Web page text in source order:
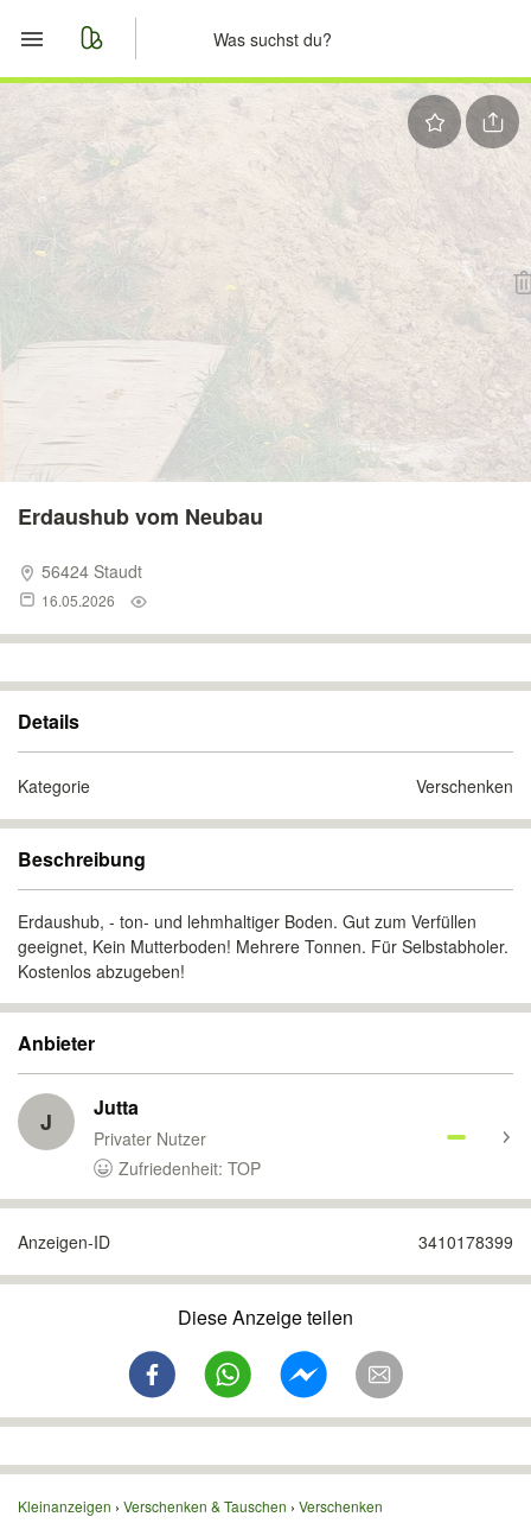
Start
Merkliste
Nachrichten
Anzeige aufgeben
Erdaushub vom Neubau
56424 Staudt
16.05.2026
Details
Kategorie Verschenken
Beschreibung
Erdaushub, - ton- und lehmhaltiger Boden. Gut zum Verfüllen
geeignet, Kein Mutterboden! Mehrere Tonnen. Für Selbstabholer.
Kostenlos abzugeben!
Anbieter
J Jutta
Privater Nutzer
Zufriedenheit: TOP
Anzeigen-ID 3410178399
Diese Anzeige teilen
Kleinanzeigen Verschenken & Tauschen Verschenken